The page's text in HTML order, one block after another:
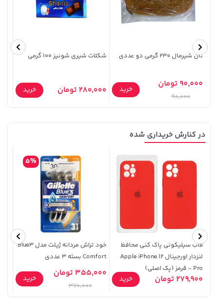
289,900
219,900
خرید
165,900
خرید
242,000 تومان
خرید 27,980,000 تومان خرید
نان شیرمال 230 گرمی دو عددی
90,000 تومان
90,000
خرید
شکلات شیری شونیز 100 گرمی
280,000 تومان خرید
در کنارش خریداری شده
قاب سیلیکونی پاک کنی محافظ
لنزدار اورجینال Apple iPhone 12
Pro - قرمز (پک اصلی)
279,900 تومان خرید
خود تراش مردانه ژیلت مدل Blue3
Comfort بسته 3 عددی
5%
355,000 تومان
370,000
خرید